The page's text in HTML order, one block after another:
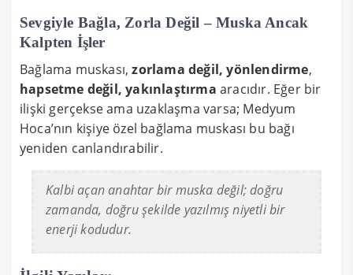
Sevgiyle Bağla, Zorla Değil – Muska Ancak
Kalpten İşler
Bağlama muskası,zorlama değil, yönlendirme,
hapsetme değil, yakınlaştırma aracıdır. Eğer bir
ilişki gerçekse ama uzaklaşma varsa; Medyum
Hoca’nın kişiye özel bağlama muskası bu bağı
yeniden canlandırabilir.
Kalbi açan anahtar bir muska değil; doğru
zamanda, doğru şekilde yazılmış niyetli bir
enerji kodudur.